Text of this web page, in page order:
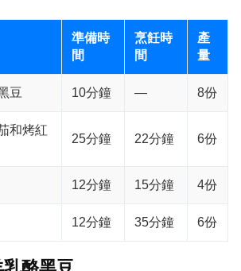
準備時
間
烹飪時
間
產
量
豆 10分鐘 — 8份
和烤紅
25分鐘 22分鐘 6份
12分鐘 15分鐘 4份
12分鐘 35分鐘 6份